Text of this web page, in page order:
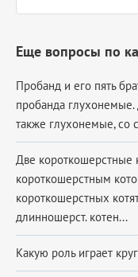
Еще вопросы по
Пробанд и его пять
пробанда глухонемые.
также глухонемые, со
Две короткошерстные
короткошерстным
короткошерстных
длинношерст. котен...
Какую роль играет